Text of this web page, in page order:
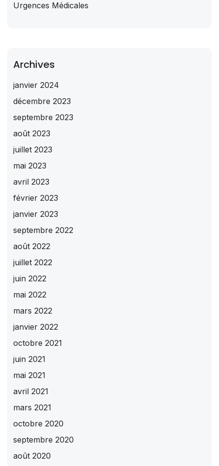
Urgences Médicales
Archives
janvier 2024
décembre 2023
septembre 2023
août 2023
juillet 2023
mai 2023
avril 2023
février 2023
janvier 2023
septembre 2022
août 2022
juillet 2022
juin 2022
mai 2022
mars 2022
janvier 2022
octobre 2021
juin 2021
mai 2021
avril 2021
mars 2021
octobre 2020
septembre 2020
août 2020